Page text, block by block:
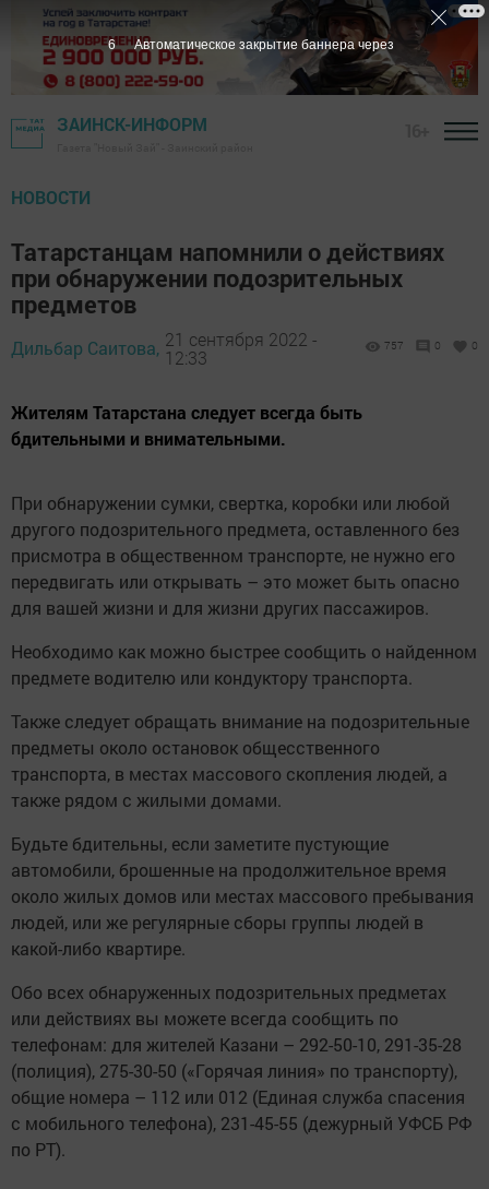
ЗАИНСК-ИНФОРМ
НОВОСТИ
Татарстанцам напомнили о действиях
при обнаружении подозрительных
предметов
Дильбар Саитова, 21 сентября 2022 -
12:33
757 0 0
Жителям Татарстана следует всегда быть
бдительными и внимательными.
При обнаружении сумки, свертка, коробки или любой
другого подозрительного предмета, оставленного без
присмотра в общественном транспорте, не нужно его
передвигать или открывать – это может быть опасно
для вашей жизни и для жизни других пассажиров.
Необходимо как можно быстрее сообщить о найденном
предмете водителю или кондуктору транспорта.
Также следует обращать внимание на подозрительные
предметы около остановок общеcственного
транспорта, в местах массового скопления людей, а
также рядом с жилыми дoмами.
Будьте бдительны, если заметите пустующие
автомобили, бpошенные на продолжительное время
около жилых домов или местax массового пребывания
людей, или же регулярные сборы группы людей в
какой-либо кваpтире.
Обо всех обнаруженных подозрительных предметах
или действиях вы можете всегда сообщить по
телефoнам: для жителей Казани – 292-50-10, 291-35-28
(полиция), 275-30-50 («Горячая линия» по транспорту),
общие номера – 112 или 012 (Единая служба спасения
с мобильного телефона), 231-45-55 (дежурный УФСБ РФ
по РТ).
5 Автоматическое закрытие баннера через